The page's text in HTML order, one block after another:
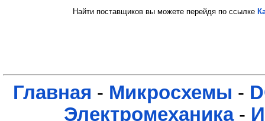
Найти поставщиков вы можете перейдя по ссылке
Главная - Микросхемы -
Электромеханика-